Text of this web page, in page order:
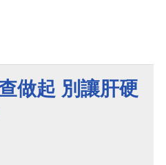
做起 別讓肝硬